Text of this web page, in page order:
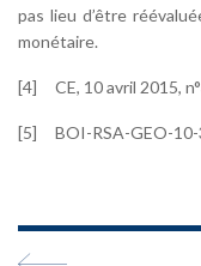
pas lieu d’être
monétaire.
[4] CE, 10 avril 2015,
[5] BOI-RSA-GEO-10-